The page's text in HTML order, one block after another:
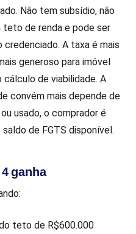
Não tem subsídio, não
teto de renda e pode ser
A taxa é mais
generoso para imóvel
de viabilidade. A
convém mais depende de
usado, o comprador é
de FGTS disponível.
ganha
teto de R$600.000